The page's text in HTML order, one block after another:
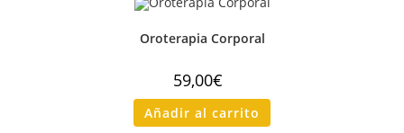
Oroterapia Corporal
59,00€
Añadir al carrito